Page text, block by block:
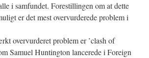
i samfundet. Forestillingen om at dette
er det mest overvurderede problem i
overvurderet problem er ’clash of
Samuel Huntington lancerede i Foreign